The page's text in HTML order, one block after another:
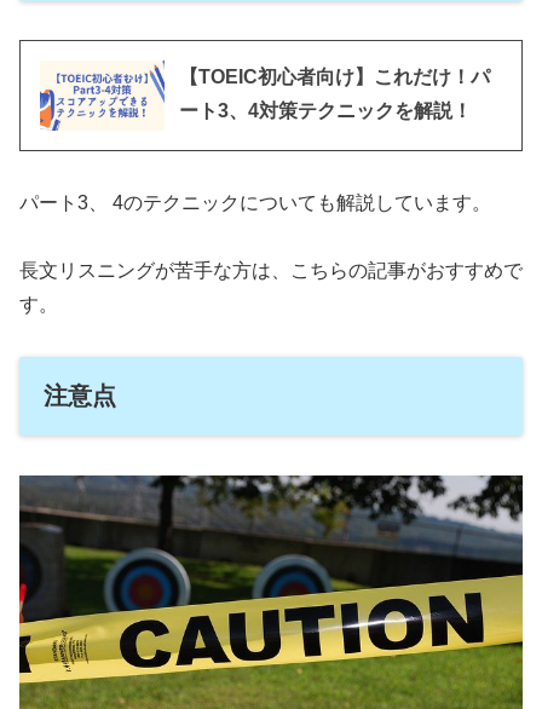
【TOEIC初心者向け】これだけ！パ
ート3、4対策テクニックを解説！
パート3、 4のテクニックについても解説しています。
長文リスニングが苦手な方は、こちらの記事がおすすめで
す。
注意点